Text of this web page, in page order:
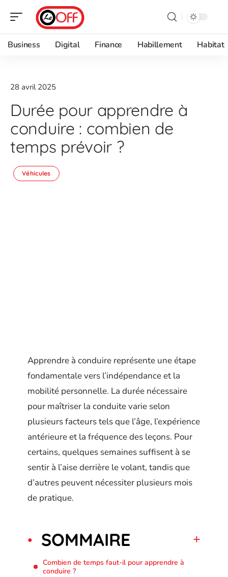
Business Digital Finance Habillement Habitat
28 avril 2025
Durée pour apprendre à
conduire : combien de
temps prévoir ?
Véhicules
Apprendre à conduire représente une étape
fondamentale vers l’indépendance et la
mobilité personnelle. La durée nécessaire
pour maîtriser la conduite varie selon
plusieurs facteurs tels que l’âge, l’expérience
antérieure et la fréquence des leçons. Pour
certains, quelques semaines suffisent à se
sentir à l’aise derrière le volant, tandis que
d’autres peuvent nécessiter plusieurs mois
de pratique.
SOMMAIRE
Combien de temps faut-il pour apprendre à
conduire ?